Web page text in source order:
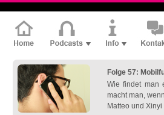
Folge 57:
Wie findet man
macht man,
Matteo und